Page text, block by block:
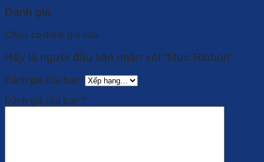
Đánh giá
Chưa có đánh giá nào.
Hãy là người đầu tiên nhận xét “Mực Ribbon”
Đánh giá của bạn *
Đánh giá của bạn *